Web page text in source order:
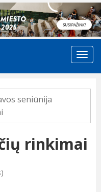
seniūnija
rinkimai